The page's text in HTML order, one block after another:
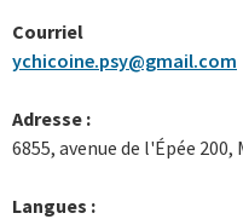
Courriel
ychicoine.psy@gmail.com
Adresse :
6855, avenue de l'Épée
Langues :